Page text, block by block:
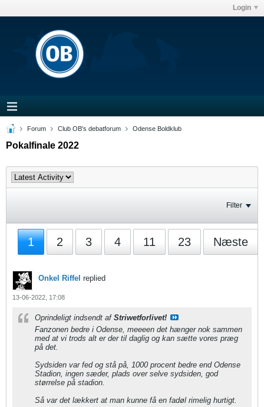
Login
Forum Club OB's debatforum Odense Boldklub
Pokalfinale 2022
Filter
1 2 3 4 11 23 Næste
Onkel Riffel replied
13-06-2022, 17:08
Oprindeligt indsendt af Striwetforlivet!
Fanzonen bedre i Odense, meeeen det hænger nok sammen
med at vi trods alt er der til daglig og kan sætte vores præg
på det.
Sydsiden var fed og stå på, 1000 procent bedre end Odense
Stadion, ingen sæder, plads over selve sydsiden, god
størrelse på stadion.
Så var det lækkert at man kunne få en fadøl rimelig hurtigt.